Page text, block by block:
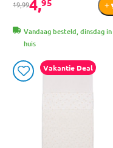
19,994,
Vandaag besteld, dinsdag in
huis
Vakantie Deal